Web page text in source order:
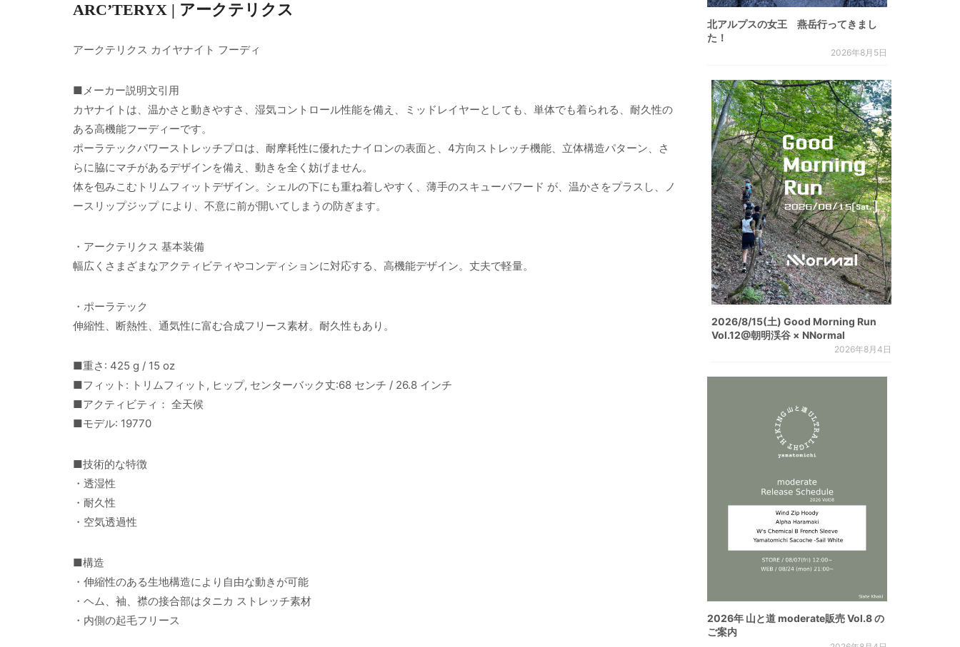
ARC’TERYX | アークテリクス
アークテリクス カイヤナイト フーディ
■メーカー説明文引用
カヤナイトは、温かさと動きやすさ、湿気コントロール性能を備え、ミッドレイヤーとしても、単体でも着られる、耐久性の
ある高機能フーディーです。
ポーラテックパワーストレッチプロは、耐摩耗性に優れたナイロンの表面と、4方向ストレッチ機能、立体構造パターン、さ
らに脇にマチがあるデザインを備え、動きを全く妨げません。
体を包みこむトリムフィットデザイン。シェルの下にも重ね着しやすく、薄手のスキューバフード が、温かさをプラスし、ノ
ースリップジップ により、不意に前が開いてしまうの防ぎます。
・アークテリクス 基本装備
幅広くさまざまなアクティビティやコンディションに対応する、高機能デザイン。丈夫で軽量。
・ポーラテック
伸縮性、断熱性、通気性に富む合成フリース素材。耐久性もあり。
■重さ: 425 g / 15 oz
■フィット: トリムフィット, ヒップ, センターバック丈:68 センチ / 26.8 インチ
■アクティビティ： 全天候
■モデル: 19770
■技術的な特徴
・透湿性
・耐久性
・空気透過性
■構造
・伸縮性のある生地構造により自由な動きが可能
・ヘム、袖、襟の接合部はタニカ ストレッチ素材
・内側の起毛フリース
北アルプスの女王 燕岳行ってきまし
た！
2026年8月5日
2026/8/15(土) Good Morning Run
Vol.12@朝明渓谷 × NNormal
2026年8月4日
2026年 山と道 moderate販売 Vol.8 の
ご案内